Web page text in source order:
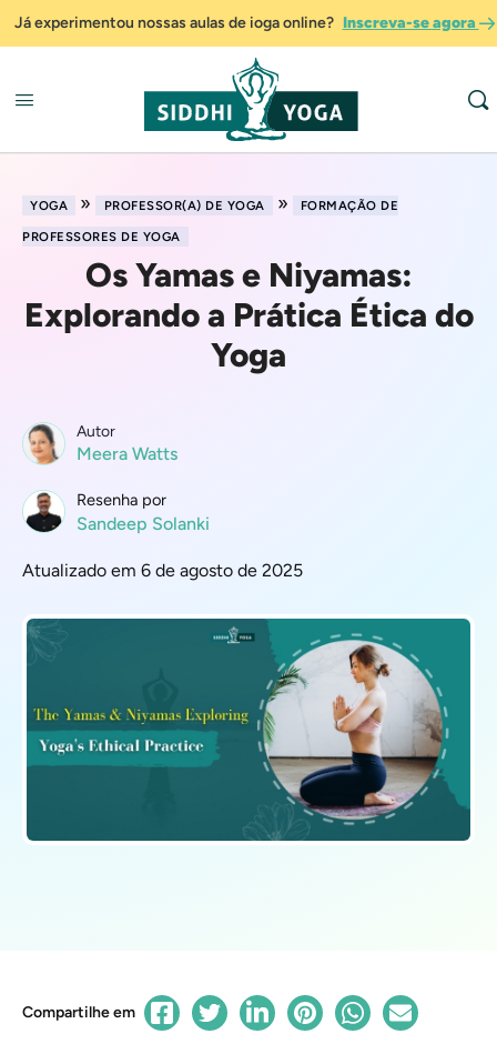
Já experimentou nossas aulas de ioga online? Inscreva-se agora
YOGA » PROFESSOR(A) DE YOGA »
FORMAÇÃO DE
PROFESSORES DE YOGA
Os Yamas e Niyamas:
Explorando a Prática Ética do
Yoga
Autor
Meera Watts
Resenha por
Sandeep Solanki
Atualizado em 6 de agosto de 2025
Compartilhe em